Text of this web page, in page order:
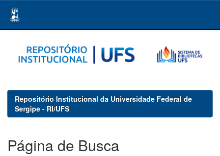
navigation
Repositório Institucional da Universidade Federal de
Sergipe - RI/UFS
Página de Busca